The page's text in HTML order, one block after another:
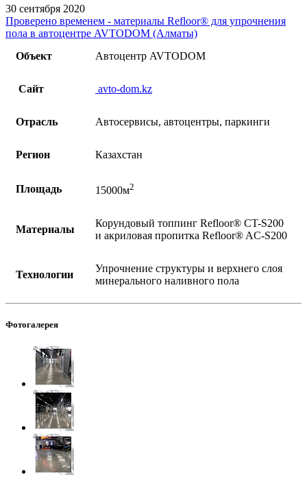
30 сентября 2020
Проверено временем - материалы Refloor®️ для упрочнения
пола в автоцентре AVTODOM (Алматы)
Объект
Автоцентр AVTODOM
Сайт avto-dom.kz
Отрасль Автосервисы, автоцентры, паркинги
Регион Казахстан
Площадь 15000м2
Материалы
Корундовый топпинг Refloor®️ CT-S200
и акриловая пропитка Refloor®️ AC-S200
Технологии
Упрочнение структуры и верхнего слоя
минерального наливного пола
Фотогалерея